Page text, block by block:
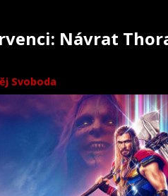
Návrat
Svoboda